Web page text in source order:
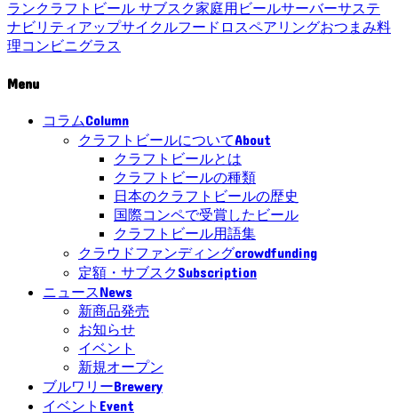
ランクラフトビール サブスク家庭用ビールサーバーサステ
ナビリティ アップサイクルフードロスペアリングおつまみ料
理コンビニグラス
Menu
コラムColumn
クラフトビールについてAbout
クラフトビールとは
クラフトビールの種類
日本のクラフトビールの歴史
国際コンペで受賞したビール
クラフトビール用語集
クラウドファンディングcrowdfunding
定額・サブスクSubscription
ニュースNews
新商品発売
お知らせ
イベント
新規オープン
ブルワリーBrewery
イベント Event